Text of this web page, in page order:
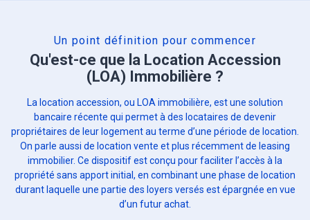
Un point définition pour commencer
Qu'est-ce que la Location Accession
(LOA) Immobilière ?
La location accession, ou LOA immobilière, est une solution
bancaire récente qui permet à des locataires de devenir
propriétaires de leur logement au terme d’une période de location.
On parle aussi de location vente et plus récemment de leasing
immobilier. Ce dispositif est conçu pour faciliter l’accès à la
propriété sans apport initial, en combinant une phase de location
durant laquelle une partie des loyers versés est épargnée en vue
d’un futur achat.